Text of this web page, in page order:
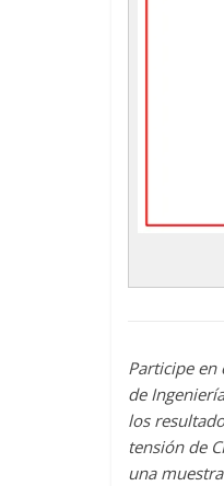
Participe en
de
los
tensión de
una